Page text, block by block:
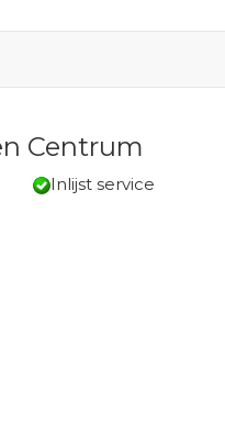
Centrum
Inlijst service